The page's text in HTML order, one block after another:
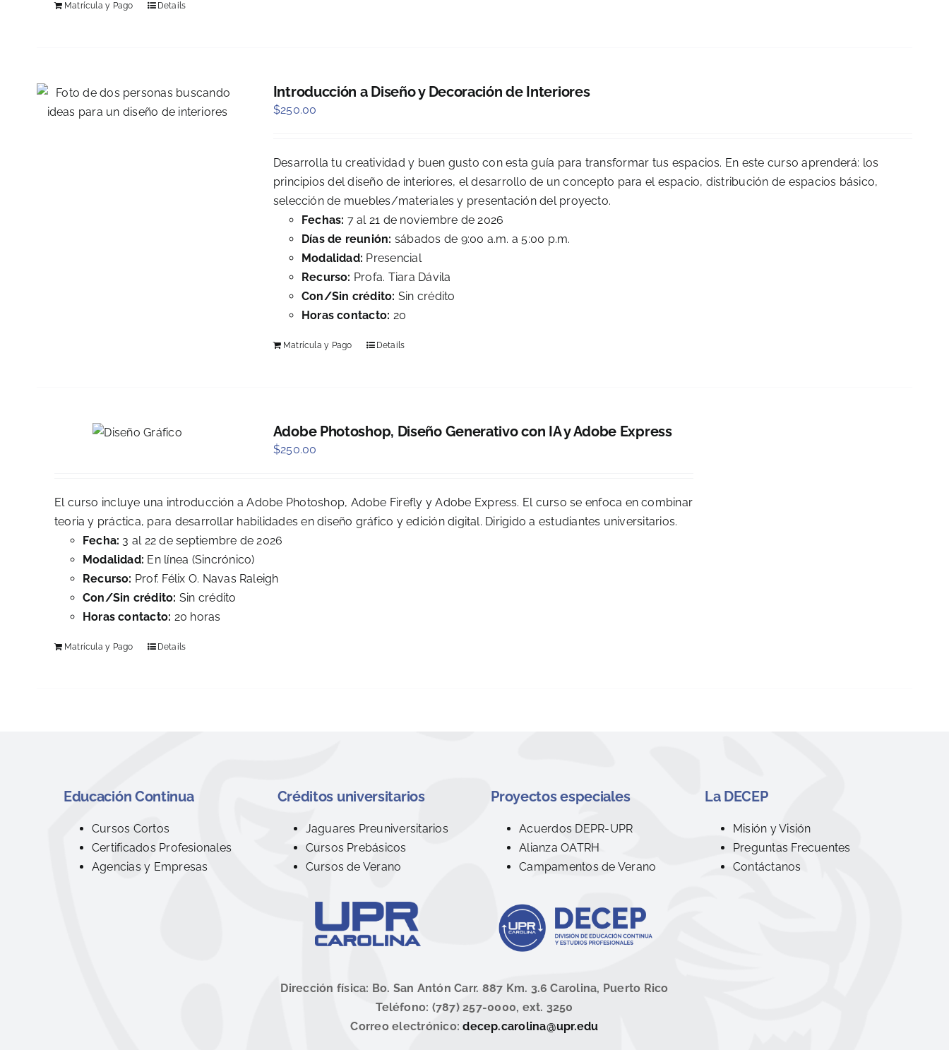
Matrícula y Pago Details
Introducción a Diseño y Decoración de Interiores
$250.00
Desarrolla tu creatividad y buen gusto con esta guía para transformar tus espacios. En este curso aprenderá: los
principios del diseño de interiores, el desarrollo de un concepto para el espacio, distribución de espacios básico,
selección de muebles/materiales y presentación del proyecto.
Fechas: 7 al 21 de noviembre de 2026
Días de reunión: sábados de 9:00 a.m. a 5:00 p.m.
Modalidad: Presencial
Recurso: Profa. Tiara Dávila
Con/Sin crédito: Sin crédito
Horas contacto: 20
Matrícula y Pago Details
Adobe Photoshop, Diseño Generativo con IA y Adobe Express
$250.00
El curso incluye una introducción a Adobe Photoshop, Adobe Firefly y Adobe Express. El curso se enfoca en combinar
teoria y práctica, para desarrollar habilidades en diseño gráfico y edición digital. Dirigido a estudiantes universitarios.
Fecha: 3 al 22 de septiembre de 2026
Modalidad: En línea (Sincrónico)
Recurso: Prof. Félix O. Navas Raleigh
Con/Sin crédito: Sin crédito
Horas contacto: 20 horas
Matrícula y Pago Details
Educación Continua
Cursos Cortos
Certificados Profesionales
Agencias y Empresas
Créditos universitarios
Jaguares Preuniversitarios
Cursos Prebásicos
Cursos de Verano
Proyectos especiales
Acuerdos DEPR-UPR
Alianza OATRH
Campamentos de Verano
La DECEP
Misión y Visión
Preguntas Frecuentes
Contáctanos
Dirección física: Bo. San Antón Carr. 887 Km. 3.6 Carolina, Puerto Rico
Teléfono: (787) 257-0000, ext. 3250
Correo electrónico:decep.carolina@upr.edu